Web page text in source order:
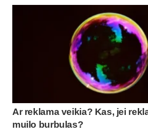
Ar reklama veikia? Kas, jei
muilo burbulas?